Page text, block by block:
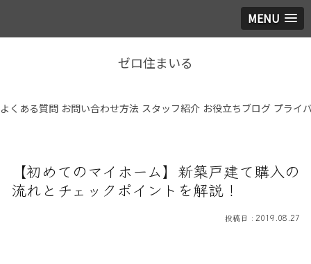
MENU
ゼロ住まいる
よくある質問 お問い合わせ方法 スタッフ紹介 お役立ちブログ プライ
【初めてのマイホーム】新築戸建て購入の
流れとチェックポイントを解説！
2019.08.27